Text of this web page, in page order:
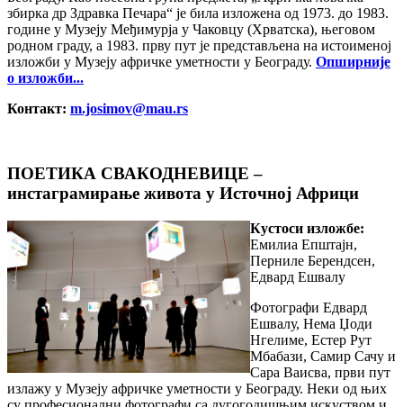
збирка др Здравка Печара“ је била изложена од 1973. до 1983.
године у Музеју Међимурја у Чаковцу (Хрватска), његовом
родном граду, а 1983. прву пут је представљена на истоименој
изложби у Музеју афричке уметности у Београду. Опширније
о изложби...
Контакт: m.josimov@mau.rs
ПОЕТИКА СВАКОДНЕВИЦЕ –
инстаграмирање живота у Источној Африци
Кустоси изложбе:
Емилиа Епштајн,
Перниле Берендсен,
Едвард Ешвалу
Фoтoгрaфи Едвард
Ешвалу, Нема Џоди
Нгелиме, Естер Рут
Мбабази, Самир Сачу и
Сара Ваисва, први пут
излажу у Mузejу aфричкe умeтнoсти у Бeoгрaду. Неки од њих